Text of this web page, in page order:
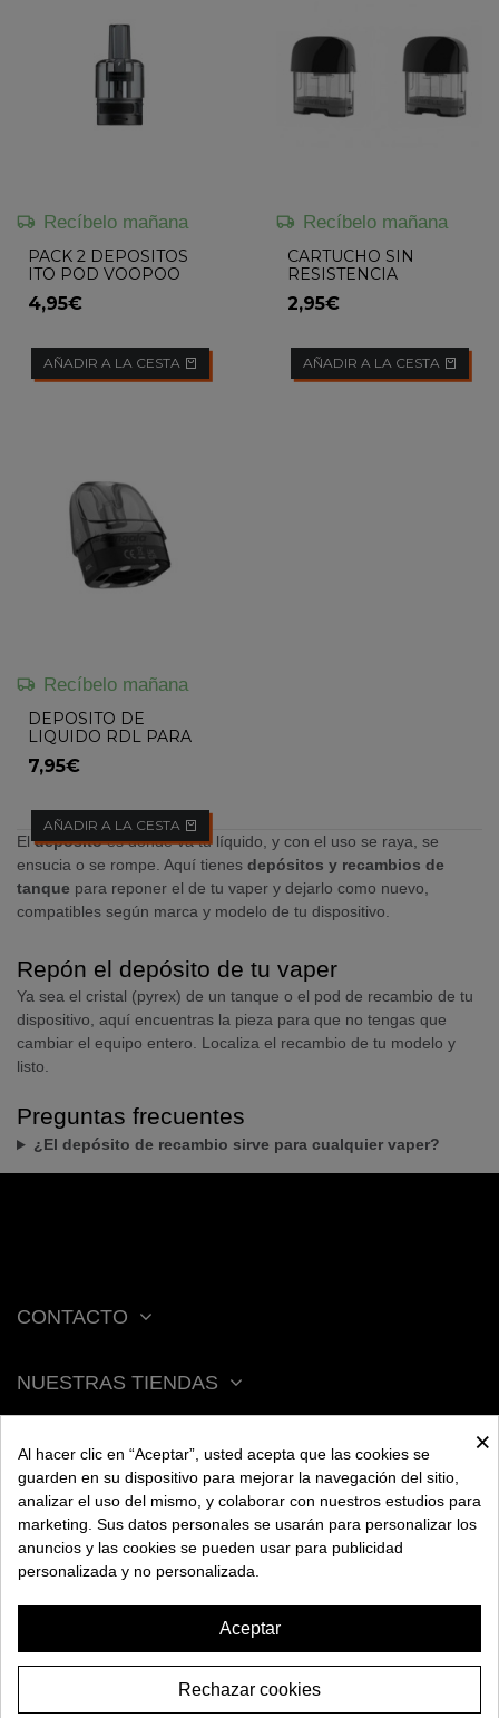
Recíbelo mañana
PACK 2 DEPOSITOS
ITO POD VOOPOO
4,95€
AÑADIR A LA CESTA
Recíbelo mañana
CARTUCHO SIN
RESISTENCIA
CALIBURN G
2,95€
AÑADIR A LA CESTA
Recíbelo mañana
DEPOSITO DE
LIQUIDO RDL PARA
VAPER LUXE XR 5ML
7,95€
AÑADIR A LA CESTA
Eldepósitoes donde va tu líquido, y con el uso se raya, se
ensucia o se rompe. Aquí tienes depósitos y recambios de
tanque para reponer el de tu vaper y dejarlo como nuevo,
compatibles según marca y modelo de tu dispositivo.
Repón el depósito de tu vaper
Ya sea el cristal (pyrex) de un tanque o el pod de recambio de tu
dispositivo, aquí encuentras la pieza para que no tengas que
cambiar el equipo entero. Localiza el recambio de tu modelo y
listo.
Preguntas frecuentes
¿El depósito de recambio sirve para cualquier vaper?
CONTACTO
NUESTRAS TIENDAS
ACERCA DE BENGALA
AYUDA
INFORMACIÓN
×
Al hacer clic en “Aceptar”, usted acepta que las cookies se
guarden en su dispositivo para mejorar la navegación del sitio,
analizar el uso del mismo, y colaborar con nuestros estudios para
marketing. Sus datos personales se usarán para personalizar los
anuncios y las cookies se pueden usar para publicidad
personalizada y no personalizada.
Aceptar
Rechazar cookies